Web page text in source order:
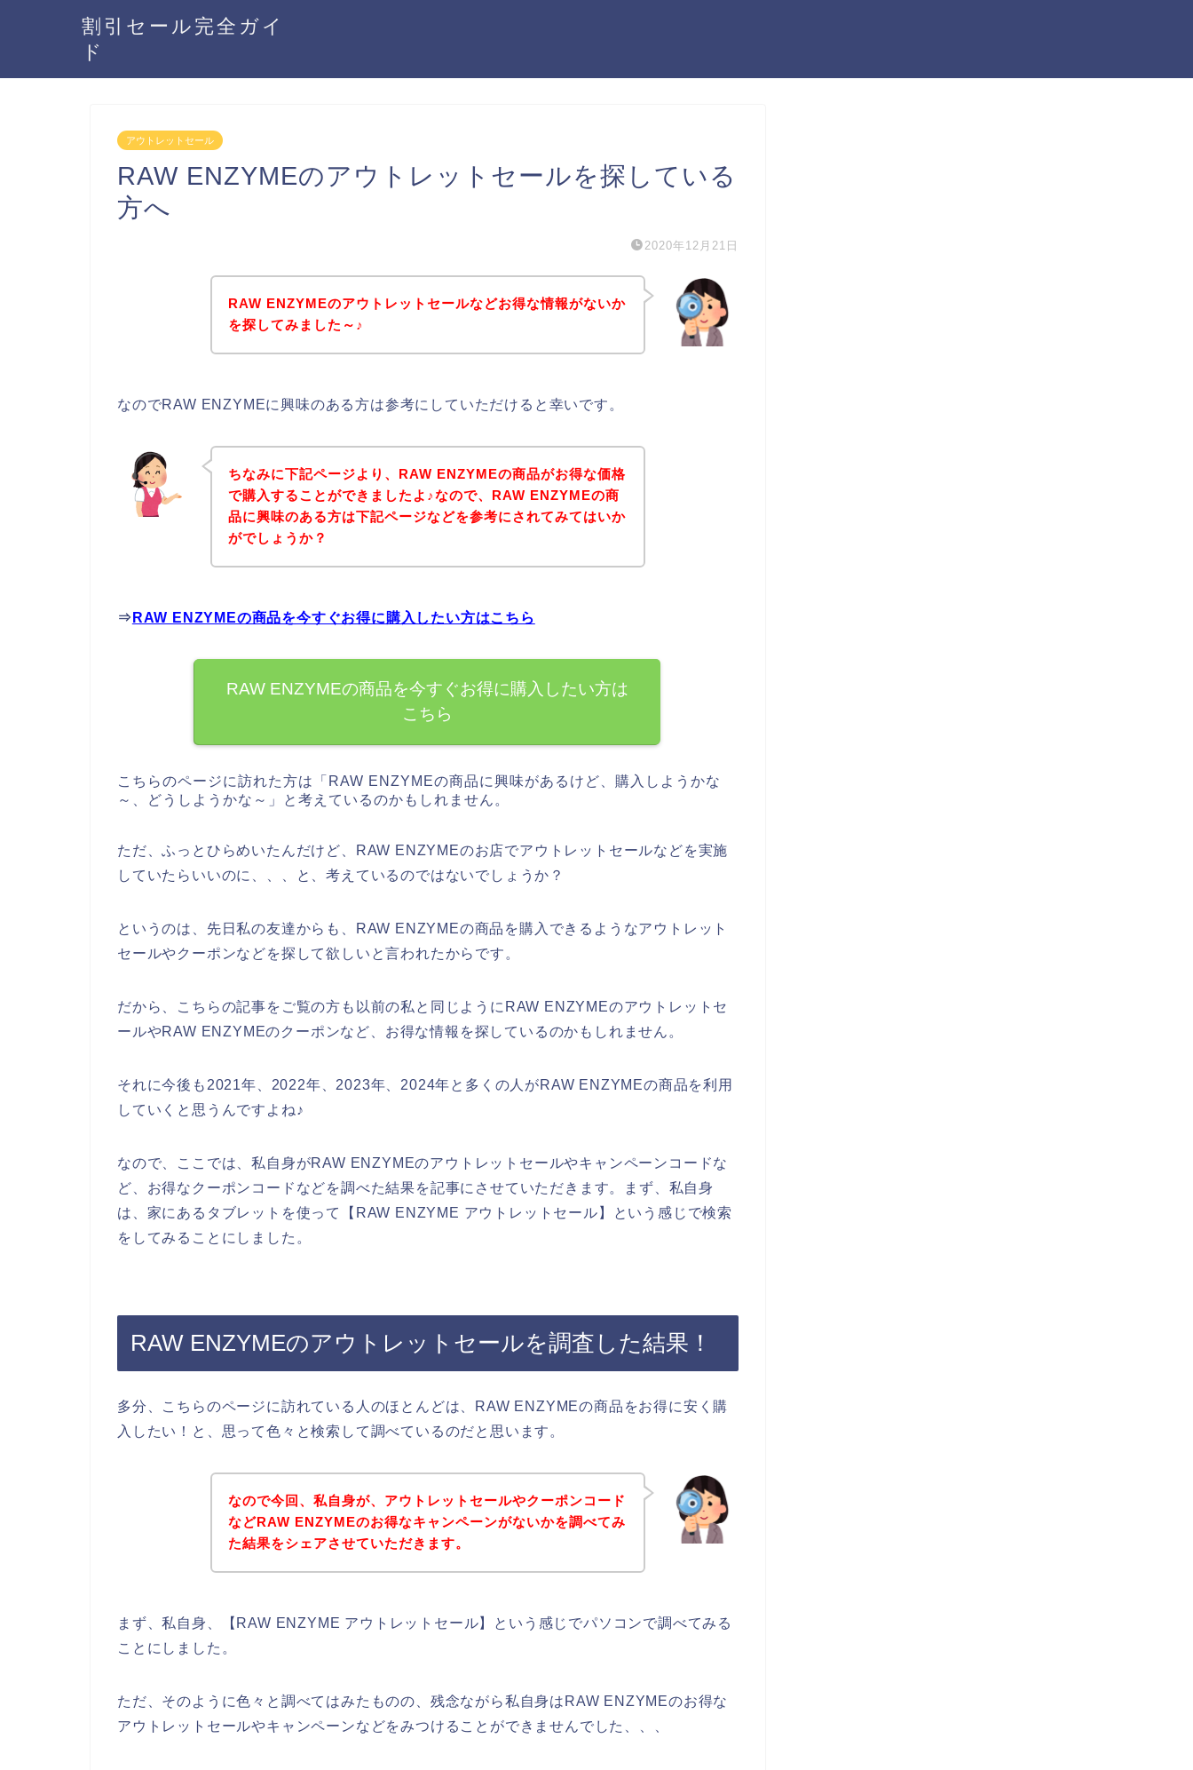
割引セール完全ガイ
ド
アウトレットセール
RAW ENZYMEのアウトレットセールを探している
方へ
2020年12月21日
RAW ENZYMEのアウトレットセールなどお得な情報がないか
を探してみました～♪
なのでRAW ENZYMEに興味のある方は参考にしていただけると幸いです。
ちなみに下記ページより、RAW ENZYMEの商品がお得な価格
で購入することができましたよ♪なので、RAW ENZYMEの商
品に興味のある方は下記ページなどを参考にされてみてはいか
がでしょうか？
⇒ RAW ENZYMEの商品を今すぐお得に購入したい方はこちら
RAW ENZYMEの商品を今すぐお得に購入したい方は
こちら
こちらのページに訪れた方は「RAW ENZYMEの商品に興味があるけど、購入しようかな
～、どうしようかな～」と考えているのかもしれません。
ただ、ふっとひらめいたんだけど、RAW ENZYMEのお店でアウトレットセールなどを実施
していたらいいのに、、、と、考えているのではないでしょうか？
というのは、先日私の友達からも、RAW ENZYMEの商品を購入できるようなアウトレット
セールやクーポンなどを探して欲しいと言われたからです。
だから、こちらの記事をご覧の方も以前の私と同じようにRAW ENZYMEのアウトレットセ
ールやRAW ENZYMEのクーポンなど、お得な情報を探しているのかもしれません。
それに今後も2021年、2022年、2023年、2024年と多くの人がRAW ENZYMEの商品を利用
していくと思うんですよね♪
なので、ここでは、私自身がRAW ENZYMEのアウトレットセールやキャンペーンコードな
ど、お得なクーポンコードなどを調べた結果を記事にさせていただきます。まず、私自身
は、家にあるタブレットを使って【RAW ENZYME アウトレットセール】という感じで検索
をしてみることにしました。
RAW ENZYMEのアウトレットセールを調査した結果！
多分、こちらのページに訪れている人のほとんどは、RAW ENZYMEの商品をお得に安く購
入したい！と、思って色々と検索して調べているのだと思います。
なので今回、私自身が、アウトレットセールやクーポンコード
などRAW ENZYMEのお得なキャンペーンがないかを調べてみ
た結果をシェアさせていただきます。
まず、私自身、【RAW ENZYME アウトレットセール】という感じでパソコンで調べてみる
ことにしました。
ただ、そのように色々と調べてはみたものの、残念ながら私自身はRAW ENZYMEのお得な
アウトレットセールやキャンペーンなどをみつけることができませんでした、、、